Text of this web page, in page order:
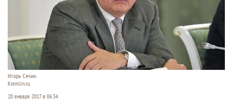
Игорь Сечин.
Kremlin.ru.
20 января 2017 в 06:34